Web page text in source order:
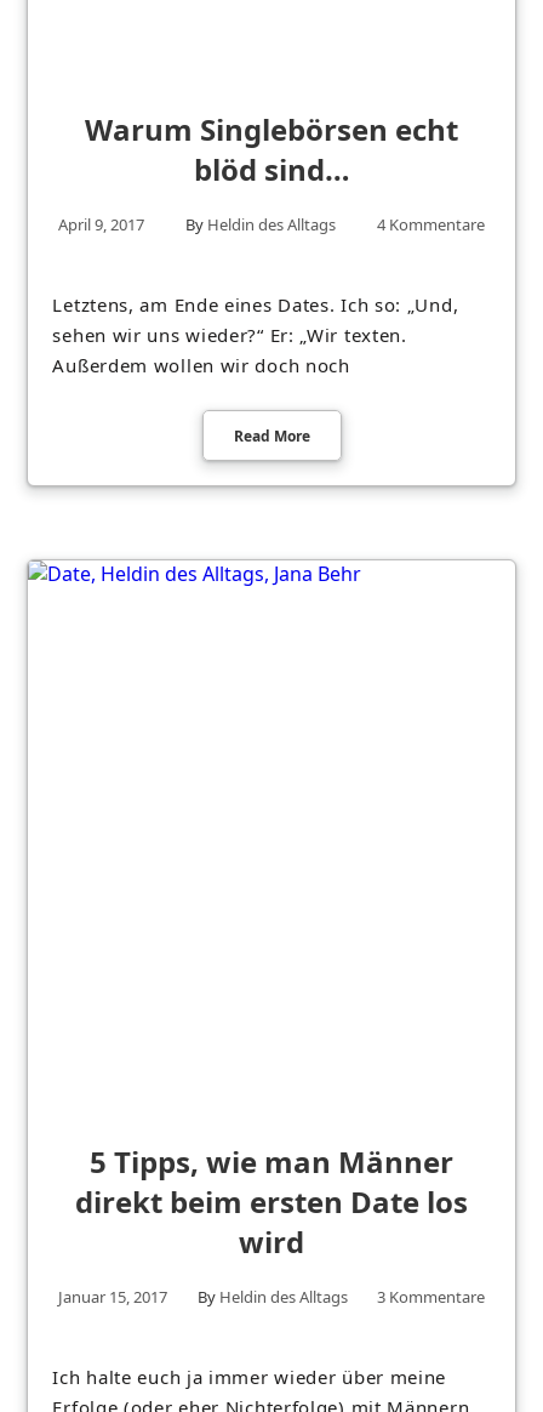
Warum Singlebörsen echt
blöd sind…
April 9, 2017 By Heldin des Alltags 4 Kommentare
Letztens, am Ende eines Dates. Ich so: „Und,
sehen wir uns wieder?“ Er: „Wir texten.
Außerdem wollen wir doch noch
Read More
5 Tipps, wie man Männer
direkt beim ersten Date los
wird
Januar 15, 2017 By Heldin des Alltags 3 Kommentare
Ich halte euch ja immer wieder über meine
Erfolge (oder eher Nichterfolge) mit Männern